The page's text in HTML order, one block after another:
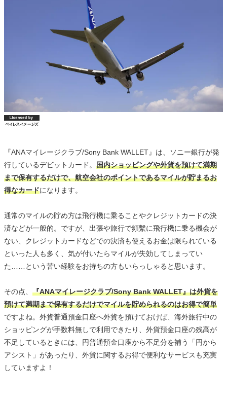
『ANAマイレージクラブ/Sony Bank WALLET』は、ソニー銀行が発
行しているデビットカード。 国内ショッピングや外貨を預けて満期
まで保有するだけで、航空会社のポイントであるマイルが貯まるお
得なカードになります。
通常のマイルの貯め方は飛行機に乗ることやクレジットカードの決
済などが一般的。ですが、出張や旅行で頻繫に飛行機に乗る機会が
ない、クレジットカードなどでの決済も使えるお金は限られている
といった人も多く、気が付いたらマイルが失効してしまってい
た……という苦い経験をお持ちの方もいらっしゃると思います。
その点、 『ANAマイレージクラブ/Sony Bank WALLET』は外貨を
預けて満期まで保有するだけでマイルを貯められるのはお得で簡単
ですよね。外貨普通預金口座へ外貨を預けておけば、海外旅行中の
ショッピングが手数料無しで利用できたり、外貨預金口座の残高が
不足しているときには、円普通預金口座から不足分を補う「円から
アシスト」があったり、外貨に関するお得で便利なサービスも充実
していますよ！